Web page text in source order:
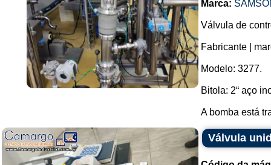
Marca:
Válvula de
Fabricante |
Modelo: 3277.
Bitola: 2“ aço
A bomba está
Válvula